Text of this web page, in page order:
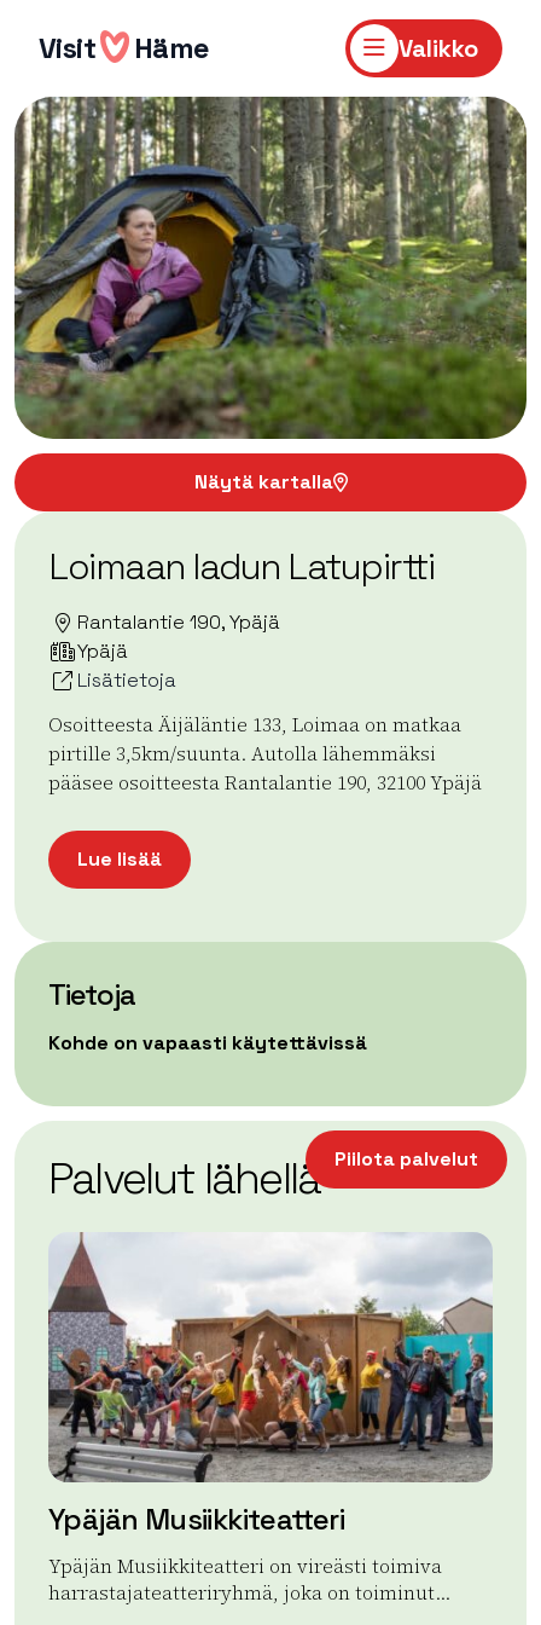
sisältöön
Visit Häme Valikko
Näytä kartalla
Loimaan ladun Latupirtti
Rantalantie 190, Ypäjä
Ypäjä
Lisätietoja
Osoitteesta Äijäläntie 133, Loimaa on matkaa
pirtille 3,5km/suunta. Autolla lähemmäksi
pääsee osoitteesta Rantalantie 190, 32100 Ypäjä
Lue lisää
Tietoja
Kohde on vapaasti käytettävissä
−
Leaflet| ©OpenStreetMap
Piilota palvelut
Palvelut lähellä
Ypäjän Musiikkiteatteri
Ypäjän Musiikkiteatteri on vireästi toimiva
harrastajateatteriryhmä, joka on toiminut...